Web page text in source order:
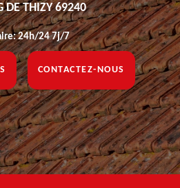
DE THIZY 69240
24h/24 7j/7
CONTACTEZ-NOUS